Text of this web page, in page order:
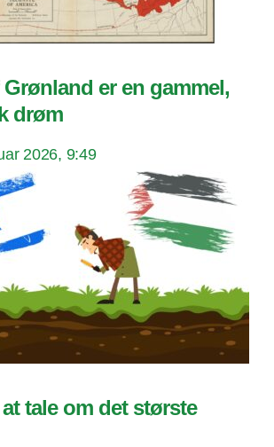
er en gammel,
drøm
2026, 9:49
tale om det største